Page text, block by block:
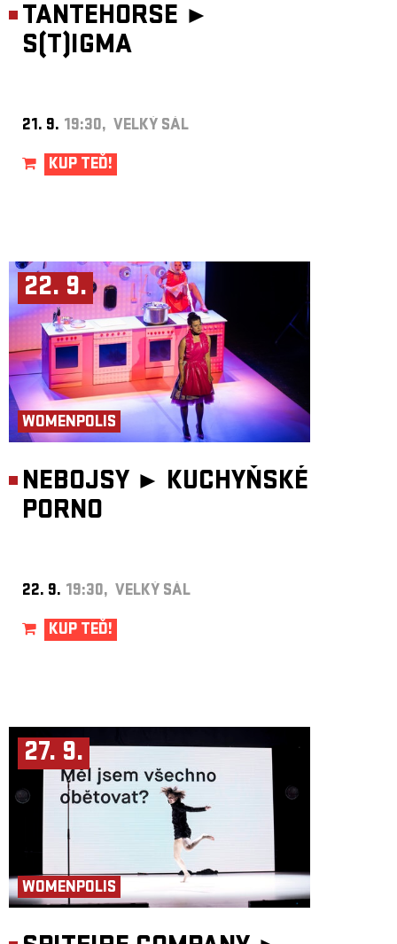
TANTEHORSE ►
S(T)IGMA
21. 9. 19:30, VELKÝ SÁL
KUP TEĎ!
22. 9.
WOMENPOLIS
NEBOJSY ► KUCHYŇSKÉ
PORNO
22. 9. 19:30, VELKÝ SÁL
KUP TEĎ!
27. 9.
WOMENPOLIS